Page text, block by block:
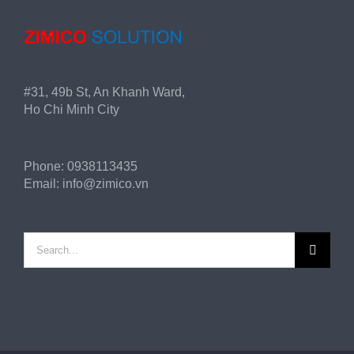
#31, 49b St, An Khanh Ward,
Ho Chi Minh City
Phone: 0938113435
Email: info@zimico.vn
for: